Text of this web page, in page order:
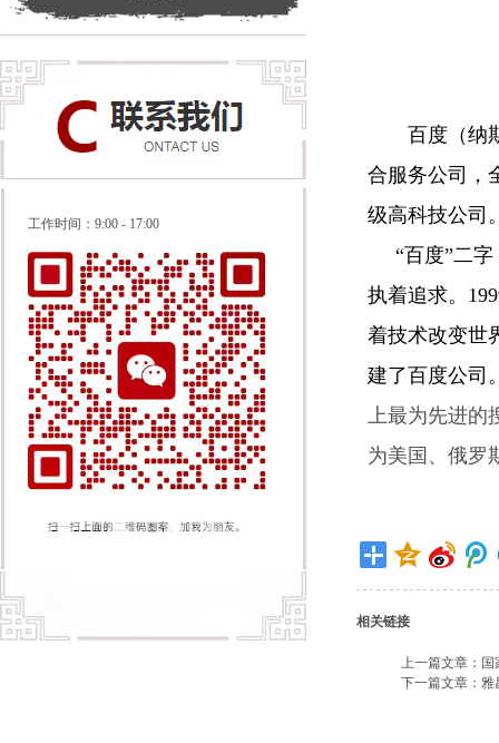
工作时间： 9:00 - 17:00
百度（纳
合服务公司，
级高科技公司
“百度”二字
执着追求。
着技术改变世
建了百度公司
上最为先进的
为美国、俄罗
相关链接
上一篇文章： 国
下一篇文章： 雅